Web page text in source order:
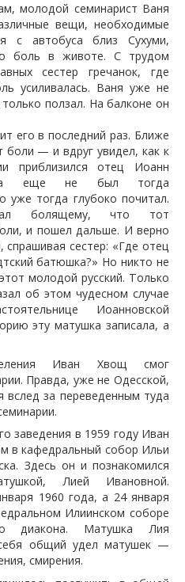
молодой семинарист Ваня
вещи, необходимые
с автобуса близ Сухуми,
боль в животе. С трудом
сестер гречанок, где
усиливалась. Ваня уже не
ползал. На балконе он
его в последний раз. Ближе
боли — и вдруг увидел, как к
приблизился отец Иоанн
еще не был тогда
уже тогда глубоко почитал.
болящему, что тот
и пошел дальше. И верно
сестер: «Где отец
батюшка?» Но никто не
молодой русский. Только
об этом чудесном случае
Иоанновской
эту матушка записала, а
Иван Хвощ смог
Правда, уже не Одесской,
вслед за переведенным туда
заведения в 1959 году Иван
в кафедральный собор Ильи
Здесь он и познакомился
Лией Ивановной.
1960 года, а 24 января
Илиинском соборе
диакона. Матушка Лия
общий удел матушек —
смирения.